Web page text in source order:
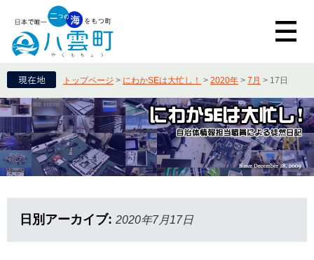
トップページ > にわかSEは大忙し！ > 2020年 > 7月 > 17日
日別アーカイブ: 2020年7月17日